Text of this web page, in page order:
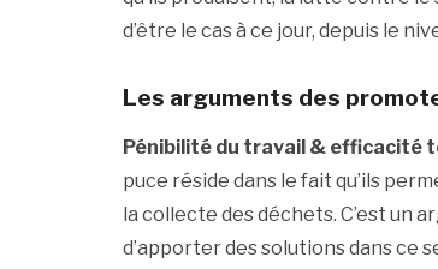
d’être le cas à ce jour, depuis le
Les arguments des
Pénibilité du travail & efficacité
puce réside dans le fait qu’ils
la collecte des déchets. C’est un
d’apporter des solutions dans ce